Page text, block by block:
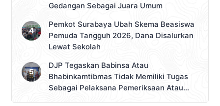
Gedangan Sebagai Juara Umum
Pemkot Surabaya Ubah Skema Beasiswa
Pemuda Tangguh 2026, Dana Disalurkan
Lewat Sekolah
DJP Tegaskan Babinsa Atau
Bhabinkamtibmas Tidak Memiliki Tugas
Sebagai Pelaksana Pemeriksaan Atau